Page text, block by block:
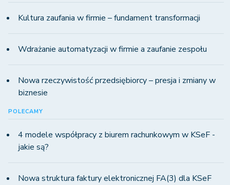
Kultura zaufania w firmie – fundament transformacji
Wdrażanie automatyzacji w firmie a zaufanie zespołu
Nowa rzeczywistość przedsiębiorcy – presja i zmiany w
biznesie
POLECAMY
4 modele współpracy z biurem rachunkowym w KSeF -
jakie są?
Nowa struktura faktury elektronicznej FA(3) dla KSeF